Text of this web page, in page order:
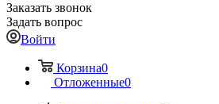
Заказать звонок
Задать вопрос
Войти
Корзина0
Отложенные0